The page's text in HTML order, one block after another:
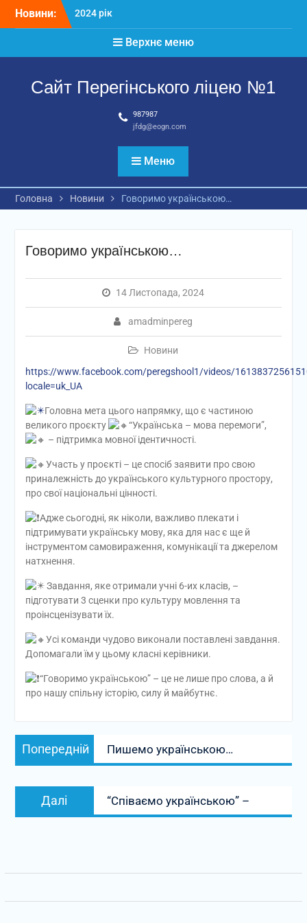
Новини:
2024 рік
Матеріали
Верхнє меню
Сайт Перегінського ліцею №1
987987
jfdg@eogn.com
Меню
Головна Новини Говоримо українською…
Говоримо українською…
14 Листопада, 2024
amadminpereg
Новини
https://www.facebook.com/peregshool1/videos/
locale=uk_UA
Головна мета цього напрямку, що є частиною
великого проєкту
“Українська – мова перемоги”,
– підтримка мовної ідентичності.
Участь у проєкті – це спосіб заявити про свою
приналежність до українського культурного простору,
про свої національні цінності.
Адже сьогодні, як ніколи, важливо плекати і
підтримувати українську мову, яка для нас є ще й
інструментом самовираження, комунікації та джерелом
натхнення.
Завдання, яке отримали учні 6-их класів, –
підготувати 3 сценки про культуру мовлення та
проінсценізувати їх.
Усі команди чудово виконали поставлені завдання.
Допомагали їм у цьому класні керівники.
“Говоримо українською” – це не лише про слова, а й
про нашу спільну історію, силу й майбутнє.
Навігація
записів
Попередній
запис:
Пишемо українською…
Далі
Наступний
запис:
“Співаємо українською” –